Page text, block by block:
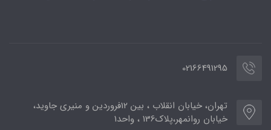
02166491295
تهران، خیابان انقلاب ، بین 12فروردین و منیری جاوید،
خیابان روانمهر،پلاک136 ، واحد1